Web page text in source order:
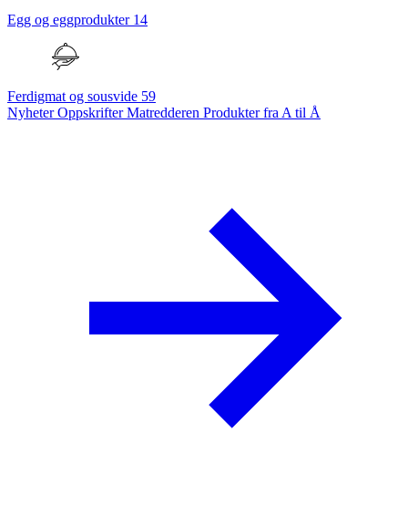
Egg og eggprodukter 14
Ferdigmat og sousvide 59
NyheterOppskrifterMatredderen Produkter fra A til Å